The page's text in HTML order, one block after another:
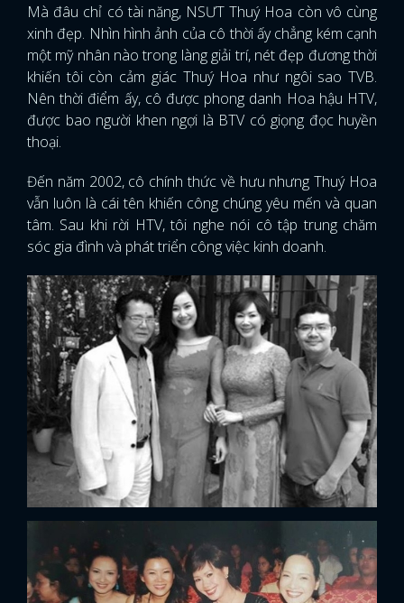
Mà đâu chỉ có tài năng, NSƯT Thuý Hoa còn vô cùng
xinh đẹp. Nhìn hình ảnh của cô thời ấy chẳng kém cạnh
một mỹ nhân nào trong làng giải trí, nét đẹp đương thời
khiến tôi còn cảm giác Thuý Hoa như ngôi sao TVB.
Nên thời điểm ấy, cô được phong danh Hoa hậu HTV,
được bao người khen ngợi là BTV có giọng đọc huyền
thoại.
Đến năm 2002, cô chính thức về hưu nhưng Thuý Hoa
vẫn luôn là cái tên khiến công chúng yêu mến và quan
tâm. Sau khi rời HTV, tôi nghe nói cô tập trung chăm
sóc gia đình và phát triển công việc kinh doanh.